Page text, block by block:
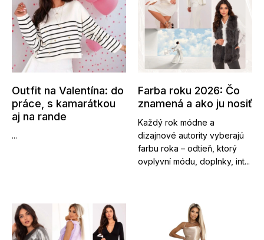
Outfit na Valentína: do
práce, s kamarátkou
aj na rande
...
Farba roku 2026: Čo
znamená a ako ju nosiť
Každý rok módne a
dizajnové autority vyberajú
farbu roka – odtieň, ktorý
ovplyvní módu, doplnky, int...